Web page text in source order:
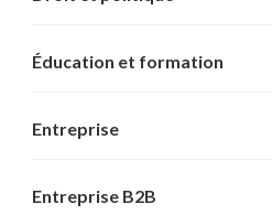
Éducation et formation
Entreprise
Entreprise B2B